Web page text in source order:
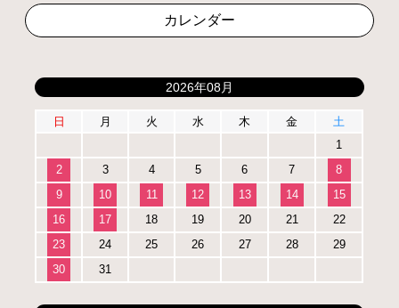
カレンダー
2026年08月
日 月 火 水 木 金
土
1
2
3 4 5 6 7
8
9
10 11 12 13 14
15
16
17 18 19 20 21
22
23
24 25 26 27 28
29
30
31